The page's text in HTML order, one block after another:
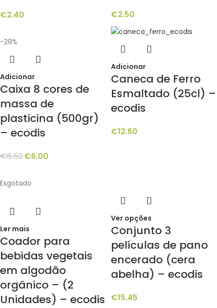
€2.40 €2.50
-29%
Adicionar
Caixa 8 cores de
massa de
plasticina (500gr)
– ecodis
€8.50€6.00
Adicionar
Caneca de Ferro
Esmaltado (25cl) –
ecodis
€12.60
Esgotado
Ler mais
Coador para
bebidas vegetais
em algodão
orgânico – (2
Unidades) – ecodis
Ver opções
Conjunto 3
películas de pano
encerado (cera
abelha) – ecodis
€15.45